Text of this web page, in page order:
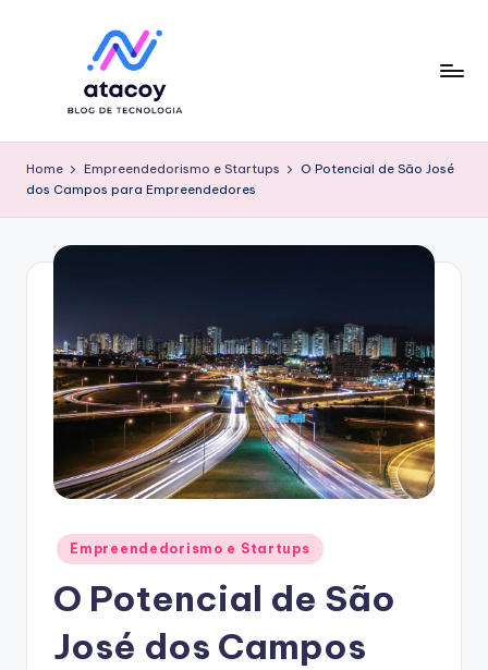
Home Empreendedorismo e Startups
O Potencial de São José
dos Campos para Empreendedores
Posted
in
Empreendedorismo e Startups
O Potencial de São
José dos Campos